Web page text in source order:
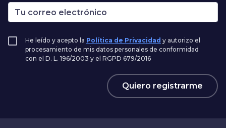
He leído y acepto la Política de Privacidad y autorizo el
procesamiento de mis datos personales de conformidad
con el D. L. 196/2003 y el RGPD 679/2016
Quiero registrarme